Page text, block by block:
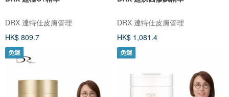
DRX 達特仕皮膚管理
HK$ 809.7
DRX 達特仕皮膚管理
HK$ 1,081.4
免運 免運